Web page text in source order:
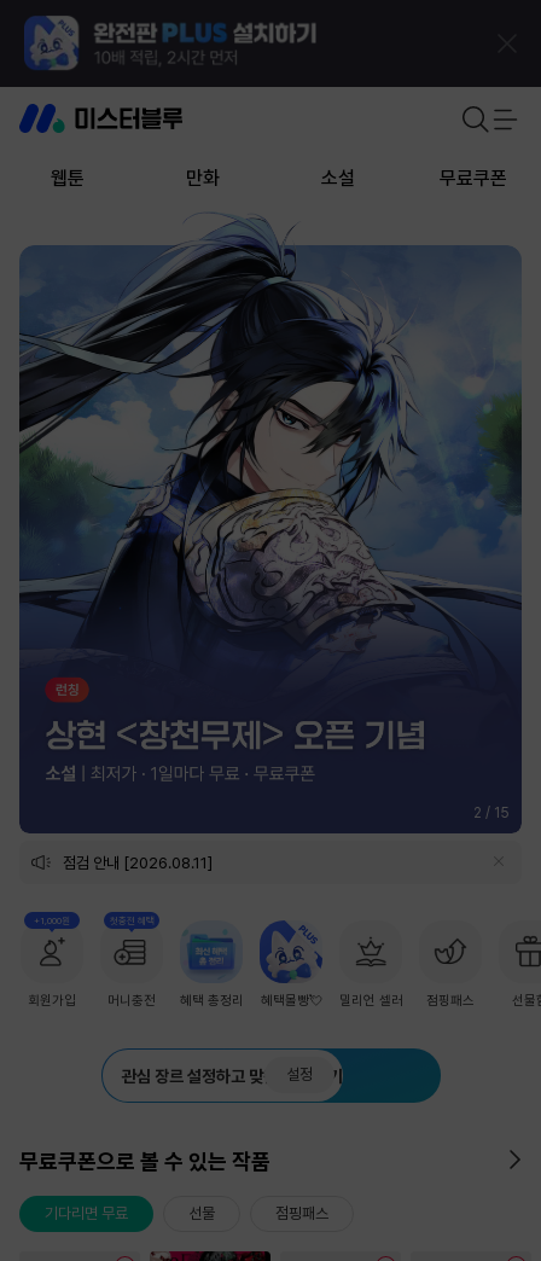
웹툰 만화 소설 무료쿠폰
2 / 15
점검 안내 [2026.08.11]
+1,000원
회원가입
첫충전 혜택
머니충전 혜택 총정리 혜택몰빵💘 밀리언 셀러 점핑패스 선물
관심 장르 설정하고 맞춤 추천 받기
설정
무료쿠폰으로 볼 수 있는 작품
기다리면 무료 선물 점핑패스